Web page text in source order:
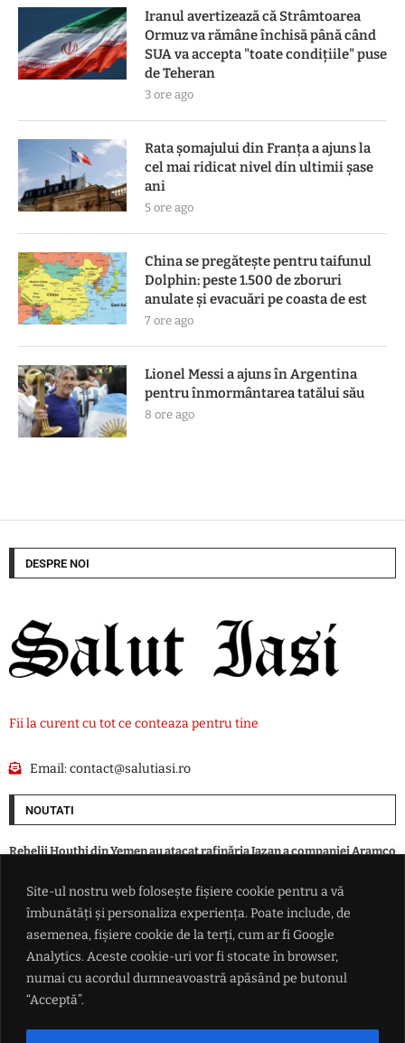
Site-ul nostru web folosește fișiere cookie pentru a vă
îmbunătăți și personaliza experiența. Poate include, de
asemenea, fișiere cookie de la terți, cum ar fi Google
Analytics. Aceste cookie-uri vor fi stocate în browser,
numai cu acordul dumneavoastră apăsând pe butonul
“Acceptă”.
Iranul avertizează că Strâmtoarea
Ormuz va rămâne închisă până când
SUA va accepta "toate condiţiile" puse
de Teheran
3 ore ago
Rata șomajului din Franța a ajuns la
cel mai ridicat nivel din ultimii șase
ani
5 ore ago
China se pregătește pentru taifunul
Dolphin: peste 1.500 de zboruri
anulate și evacuări pe coasta de est
7 ore ago
Lionel Messi a ajuns în Argentina
pentru înmormântarea tatălui său
8 ore ago
DESPRE NOI
Fii la curent cu tot ce conteaza pentru tine
Email:contact@salutiasi.ro
NOUTATI
Rebelii Houthi din Yemen au atacat rafinăria Jazan a companiei Aramco
Iranul avertizează că Strâmtoarea Ormuz va rămâne închisă până când
SUA va accepta "toate condiţiile" puse de Teheran
Rata șomajului din Franța a ajuns la cel mai ridicat nivel din ultimii șase